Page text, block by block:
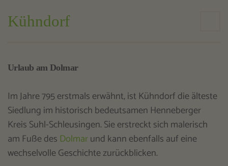
Kühndorf
Urlaub am Dolmar
Im Jahre 795 erstmals erwähnt, ist Kühndorf die älteste
Siedlung im historisch bedeutsamen Henneberger
Kreis Suhl-Schleusingen. Sie erstreckt sich malerisch
am Fuße des Dolmarund kann ebenfalls auf eine
wechselvolle Geschichte zurückblicken.